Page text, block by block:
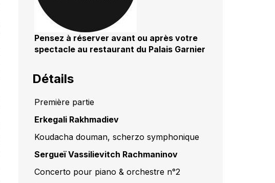
Pensez à réserver avant ou après votre
spectacle au restaurant du Palais Garnier
Détails
Première partie
Erkegali Rakhmadiev
Koudacha douman, scherzo symphonique
Sergueï Vassilievitch Rachmaninov
Concerto pour piano & orchestre n°2